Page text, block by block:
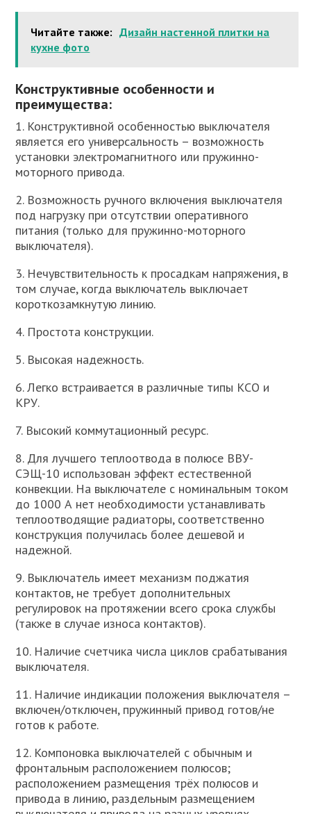
Читайте также: Дизайн настенной плитки на
кухне фото
Конструктивные особенности и
преимущества:
1. Конструктивной особенностью выключателя
является его универсальность – возможность
установки электромагнитного или пружинно-
моторного привода.
2. Возможность ручного включения выключателя
под нагрузку при отсутствии оперативного
питания (только для пружинно-моторного
выключателя).
3. Нечувствительность к просадкам напряжения, в
том случае, когда выключатель выключает
короткозамкнутую линию.
4. Простота конструкции.
5. Высокая надежность.
6. Легко встраивается в различные типы КСО и
КРУ.
7. Высокий коммутационный ресурс.
8. Для лучшего теплоотвода в полюсе ВВУ-
СЭЩ-10 использован эффект естественной
конвекции. На выключателе с номинальным током
до 1000 А нет необходимости устанавливать
теплоотводящие радиаторы, соответственно
конструкция получилась более дешевой и
надежной.
9. Выключатель имеет механизм поджатия
контактов, не требует дополнительных
регулировок на протяжении всего срока службы
(также в случае износа контактов).
10. Наличие счетчика числа циклов срабатывания
выключателя.
11. Наличие индикации положения выключателя –
включен/отключен, пружинный привод готов/не
готов к работе.
12. Компоновка выключателей с обычным и
фронтальным расположением полюсов;
расположением размещения трёх полюсов и
привода в линию, раздельным размещением